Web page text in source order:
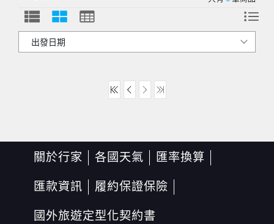
關於行家 各國天氣
匯率換算
匯款資訊
履約保證保險
國外旅遊定型化契約書